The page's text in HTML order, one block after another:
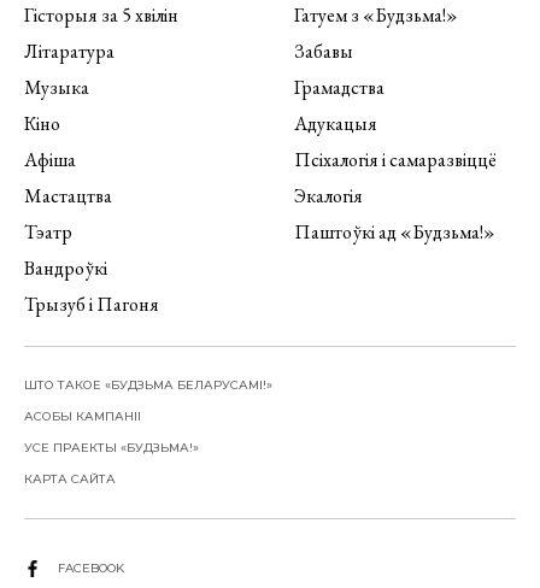
Гісторыя за 5 хвілін
Літаратура
Музыка
Кіно
Афіша
Мастацтва
Тэатр
Вандроўкі
Трызуб і Пагоня
Гатуем з «Будзьма!»
Забавы
Грамадства
Адукацыя
Псіхалогія і самаразвіццё
Экалогія
Паштоўкі ад «Будзьма!»
ШТО ТАКОЕ «БУДЗЬМА БЕЛАРУСАМІ!»
АСОБЫ КАМПАНІІ
УСЕ ПРАЕКТЫ «БУДЗЬМА!»
КАРТА САЙТА
FACEBOOK